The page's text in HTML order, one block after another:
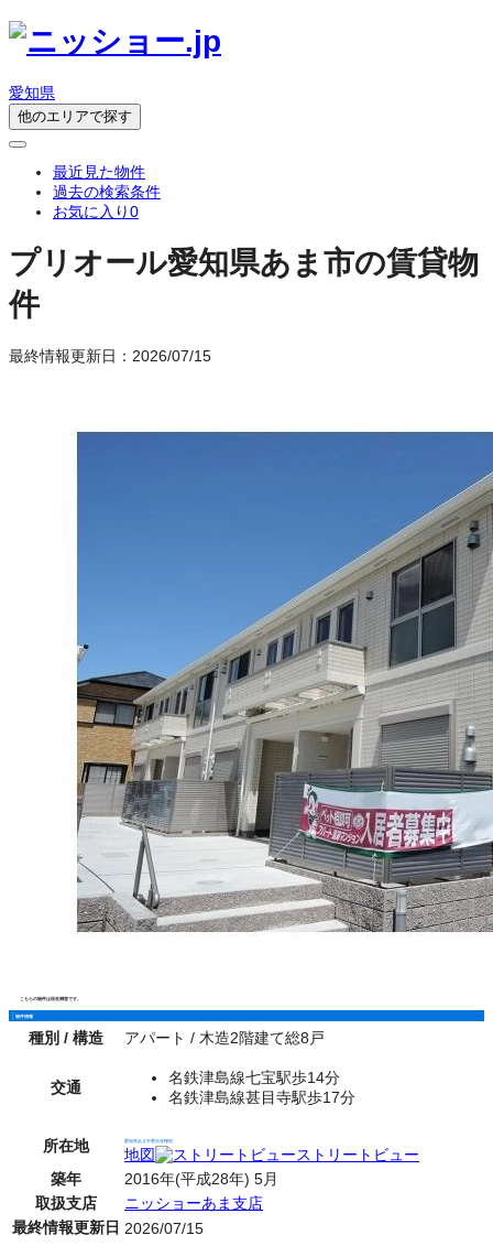
愛知県
他のエリアで探す
最近見た物件
過去の検索条件
お気に入り0
プリオール愛知県あま市の賃貸物
件
最終情報更新日：2026/07/15
こちらの物件は現在満室です。
物件情報
種別 / 構造 アパート / 木造2階建て総8戸
交通
名鉄津島線七宝駅歩14分
名鉄津島線甚目寺駅歩17分
所在地 愛知県あま市甚目寺権現
地図
ストリートビュー
築年
2016年(平成28年) 5月
取扱支店
ニッショーあま支店
最終情報更新日 2026/07/15